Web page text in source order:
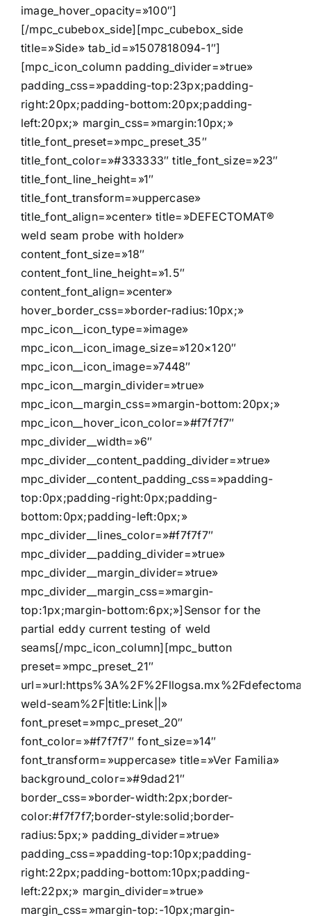
image_hover_opacity=»100″]
[/mpc_cubebox_side][mpc_cubebox_side
title=»Side» tab_id=»1507818094-1″]
[mpc_icon_column padding_divider=»true»
padding_css=»padding-top:23px;padding-
right:20px;padding-bottom:20px;padding-
left:20px;» margin_css=»margin:10px;»
title_font_preset=»mpc_preset_35″
title_font_color=»#333333″ title_font_size=»23″
title_font_line_height=»1″
title_font_transform=»uppercase»
title_font_align=»center» title=»DEFECTOMAT®
weld seam probe with holder»
content_font_size=»18″
content_font_line_height=»1.5″
content_font_align=»center»
hover_border_css=»border-radius:10px;»
mpc_icon__icon_type=»image»
mpc_icon__icon_image_size=»120×120″
mpc_icon__icon_image=»7448″
mpc_icon__margin_divider=»true»
mpc_icon__margin_css=»margin-bottom:20px;»
mpc_icon__hover_icon_color=»#f7f7f7″
mpc_divider__width=»6″
mpc_divider__content_padding_divider=»true»
mpc_divider__content_padding_css=»padding-
top:0px;padding-right:0px;padding-
bottom:0px;padding-left:0px;»
mpc_divider__lines_color=»#f7f7f7″
mpc_divider__padding_divider=»true»
mpc_divider__margin_divider=»true»
mpc_divider__margin_css=»margin-
top:1px;margin-bottom:6px;»]Sensor for the
partial eddy current testing of weld
seams[/mpc_icon_column][mpc_button
preset=»mpc_preset_21″
url=»url:https%3A%2F%2Fllogsa.mx%2Fdefectomat-
weld-seam%2F|title:Link||»
font_preset=»mpc_preset_20″
font_color=»#f7f7f7″ font_size=»14″
font_transform=»uppercase» title=»Ver Familia»
background_color=»#9dad21″
border_css=»border-width:2px;border-
color:#f7f7f7;border-style:solid;border-
radius:5px;» padding_divider=»true»
padding_css=»padding-top:10px;padding-
right:22px;padding-bottom:10px;padding-
left:22px;» margin_divider=»true»
margin_css=»margin-top:-10px;margin-